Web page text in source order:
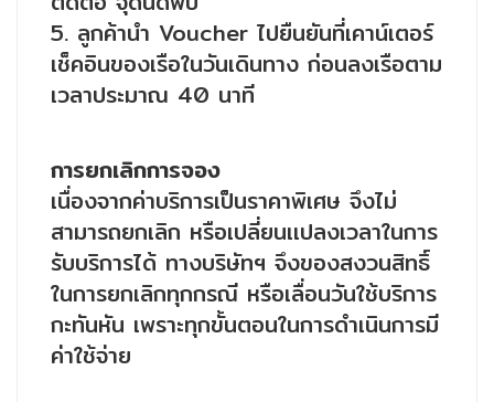
5. ลูกค้านำ Voucher ไปยืนยันที่เคาน์เตอร์
เช็คอินของเรือในวันเดินทาง ก่อนลงเรือตาม
เวลาประมาณ 40 นาที
การยกเลิกการจอง
เนื่องจากค่าบริการเป็นราคาพิเศษ จึงไม่
สามารถยกเลิก หรือเปลี่ยนเเปลงเวลาในการ
รับบริการได้ ทางบริษัทฯ จึงของสงวนสิทธิ์
ในการยกเลิกทุกกรณี หรือเลื่อนวันใช้บริการ
กะทันหัน เพราะทุกขั้นตอนในการดำเนินการมี
ค่าใช้จ่าย